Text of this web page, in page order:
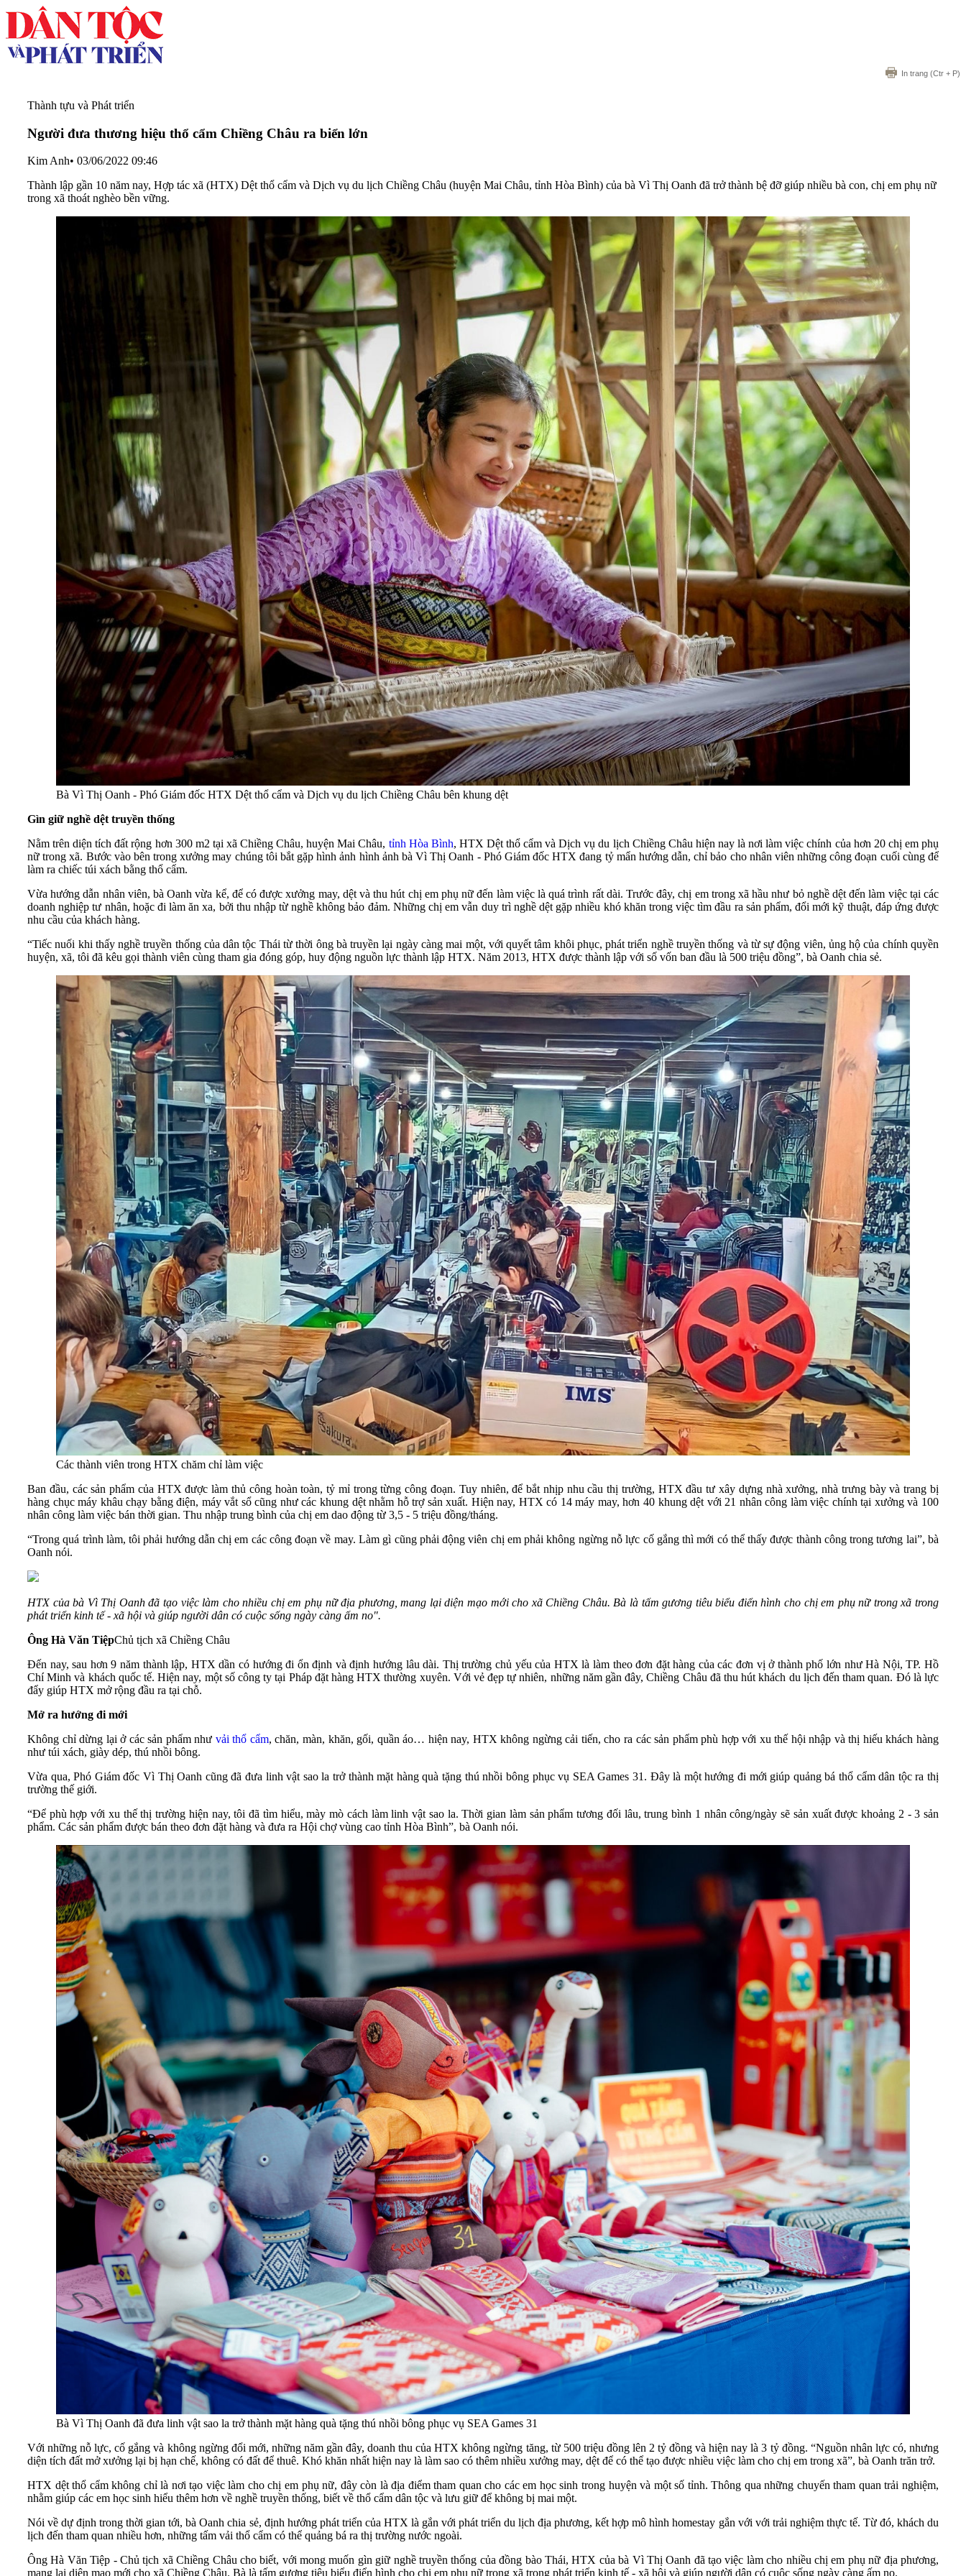
In trang (Ctr + P)
Thành tựu và Phát triển
Người đưa thương hiệu thổ cẩm Chiềng Châu ra biển lớn
Kim Anh• 03/06/2022 09:46
Thành lập gần 10 năm nay, Hợp tác xã (HTX) Dệt thổ cẩm và Dịch vụ du lịch Chiềng Châu (huyện Mai Châu, tỉnh Hòa Bình) của bà Vì Thị Oanh đã trở thành bệ đỡ giúp nhiều bà con, chị em phụ nữ
trong xã thoát nghèo bền vững.
Bà Vì Thị Oanh - Phó Giám đốc HTX Dệt thổ cẩm và Dịch vụ du lịch Chiềng Châu bên khung dệt
Gìn giữ nghề dệt truyền thống
Nằm trên diện tích đất rộng hơn 300 m2 tại xã Chiềng Châu, huyện Mai Châu, tỉnh Hòa Bình, HTX Dệt thổ cẩm và Dịch vụ du lịch Chiềng Châu hiện nay là nơi làm việc chính của hơn 20 chị em phụ
nữ trong xã. Bước vào bên trong xưởng may chúng tôi bắt gặp hình ảnh hình ảnh bà Vì Thị Oanh - Phó Giám đốc HTX đang tỷ mẩn hướng dẫn, chỉ bảo cho nhân viên những công đoạn cuối cùng để
làm ra chiếc túi xách bằng thổ cẩm.
Vừa hướng dẫn nhân viên, bà Oanh vừa kể, để có được xưởng may, dệt và thu hút chị em phụ nữ đến làm việc là quá trình rất dài. Trước đây, chị em trong xã hầu như bỏ nghề dệt đến làm việc tại các
doanh nghiệp tư nhân, hoặc đi làm ăn xa, bởi thu nhập từ nghề không bảo đảm. Những chị em vẫn duy trì nghề dệt gặp nhiều khó khăn trong việc tìm đầu ra sản phẩm, đổi mới kỹ thuật, đáp ứng được
nhu cầu của khách hàng.
“Tiếc nuối khi thấy nghề truyền thống của dân tộc Thái từ thời ông bà truyền lại ngày càng mai một, với quyết tâm khôi phục, phát triển nghề truyền thống và từ sự động viên, ủng hộ của chính quyền
huyện, xã, tôi đã kêu gọi thành viên cùng tham gia đóng góp, huy động nguồn lực thành lập HTX. Năm 2013, HTX được thành lập với số vốn ban đầu là 500 triệu đồng”, bà Oanh chia sẻ.
Các thành viên trong HTX chăm chỉ làm việc
Ban đầu, các sản phẩm của HTX được làm thủ công hoàn toàn, tỷ mỉ trong từng công đoạn. Tuy nhiên, để bắt nhịp nhu cầu thị trường, HTX đầu tư xây dựng nhà xưởng, nhà trưng bày và trang bị
hàng chục máy khâu chạy bằng điện, máy vắt sổ cũng như các khung dệt nhằm hỗ trợ sản xuất. Hiện nay, HTX có 14 máy may, hơn 40 khung dệt với 21 nhân công làm việc chính tại xưởng và 100
nhân công làm việc bán thời gian. Thu nhập trung bình của chị em dao động từ 3,5 - 5 triệu đồng/tháng.
“Trong quá trình làm, tôi phải hướng dẫn chị em các công đoạn về may. Làm gì cũng phải động viên chị em phải không ngừng nỗ lực cố gắng thì mới có thể thấy được thành công trong tương lai”, bà
Oanh nói.
HTX của bà Vì Thị Oanh đã tạo việc làm cho nhiều chị em phụ nữ địa phương, mang lại diện mạo mới cho xã Chiềng Châu. Bà là tấm gương tiêu biểu điển hình cho chị em phụ nữ trong xã trong
phát triển kinh tế - xã hội và giúp người dân có cuộc sống ngày càng ấm no".
Ông Hà Văn TiệpChủ tịch xã Chiềng Châu
Đến nay, sau hơn 9 năm thành lập, HTX dần có hướng đi ổn định và định hướng lâu dài. Thị trường chủ yếu của HTX là làm theo đơn đặt hàng của các đơn vị ở thành phố lớn như Hà Nội, TP. Hồ
Chí Minh và khách quốc tế. Hiện nay, một số công ty tại Pháp đặt hàng HTX thường xuyên. Với vẻ đẹp tự nhiên, những năm gần đây, Chiềng Châu đã thu hút khách du lịch đến tham quan. Đó là lực
đẩy giúp HTX mở rộng đầu ra tại chỗ.
Mở ra hướng đi mới
Không chỉ dừng lại ở các sản phẩm như vải thổ cẩm, chăn, màn, khăn, gối, quần áo… hiện nay, HTX không ngừng cải tiến, cho ra các sản phẩm phù hợp với xu thế hội nhập và thị hiếu khách hàng
như túi xách, giày dép, thú nhồi bông.
Vừa qua, Phó Giám đốc Vì Thị Oanh cũng đã đưa linh vật sao la trở thành mặt hàng quà tặng thú nhồi bông phục vụ SEA Games 31. Đây là một hướng đi mới giúp quảng bá thổ cẩm dân tộc ra thị
trường thế giới.
“Để phù hợp với xu thế thị trường hiện nay, tôi đã tìm hiểu, mày mò cách làm linh vật sao la. Thời gian làm sản phẩm tương đối lâu, trung bình 1 nhân công/ngày sẽ sản xuất được khoảng 2 - 3 sản
phẩm. Các sản phẩm được bán theo đơn đặt hàng và đưa ra Hội chợ vùng cao tỉnh Hòa Bình”, bà Oanh nói.
Bà Vì Thị Oanh đã đưa linh vật sao la trở thành mặt hàng quà tặng thú nhồi bông phục vụ SEA Games 31
Với những nỗ lực, cố gắng và không ngừng đổi mới, những năm gần đây, doanh thu của HTX không ngừng tăng, từ 500 triệu đồng lên 2 tỷ đồng và hiện nay là 3 tỷ đồng. “Nguồn nhân lực có, nhưng
diện tích đất mở xưởng lại bị hạn chế, không có đất để thuê. Khó khăn nhất hiện nay là làm sao có thêm nhiều xưởng may, dệt để có thể tạo được nhiều việc làm cho chị em trong xã”, bà Oanh trăn trở.
HTX dệt thổ cẩm không chỉ là nơi tạo việc làm cho chị em phụ nữ, đây còn là địa điểm tham quan cho các em học sinh trong huyện và một số tỉnh. Thông qua những chuyến tham quan trải nghiệm,
nhằm giúp các em học sinh hiểu thêm hơn về nghề truyền thống, biết về thổ cẩm dân tộc và lưu giữ để không bị mai một.
Nói về dự định trong thời gian tới, bà Oanh chia sẻ, định hướng phát triển của HTX là gắn với phát triển du lịch địa phương, kết hợp mô hình homestay gắn với với trải nghiệm thực tế. Từ đó, khách du
lịch đến tham quan nhiều hơn, những tấm vải thổ cẩm có thể quảng bá ra thị trường nước ngoài.
Ông Hà Văn Tiệp - Chủ tịch xã Chiềng Châu cho biết, với mong muốn gìn giữ nghề truyền thống của đồng bào Thái, HTX của bà Vì Thị Oanh đã tạo việc làm cho nhiều chị em phụ nữ địa phương,
mang lại diện mạo mới cho xã Chiềng Châu. Bà là tấm gương tiêu biểu điển hình cho chị em phụ nữ trong xã trong phát triển kinh tế - xã hội và giúp người dân có cuộc sống ngày càng ấm no.